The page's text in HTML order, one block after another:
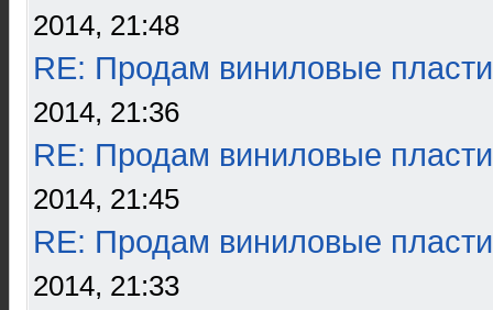
2014, 21:48
RE: Продам виниловые
2014, 21:36
RE: Продам виниловые
2014, 21:45
RE: Продам виниловые
2014, 21:33